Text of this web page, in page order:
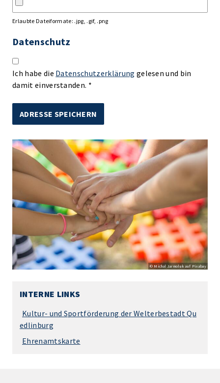
Erlaubte Dateiformate: .jpg, .gif, .png
Datenschutz
Ich habe die Datenschutzerklärung gelesen und bin
damit einverstanden. *
© Michal Jarmoluk auf Pixabay
INTERNE LINKS
Kultur- und Sportförderung der Welterbestadt Qu
edlinburg
Ehrenamtskarte